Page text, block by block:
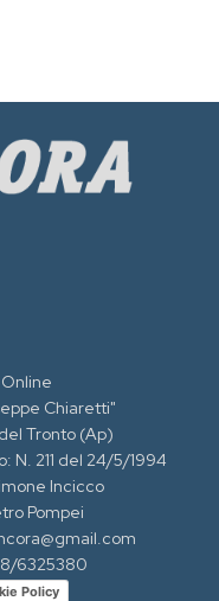
Chiaretti"
Tronto (Ap)
N. 211 del 24/5/1994
Incicco
Pompei
6325380
Policy